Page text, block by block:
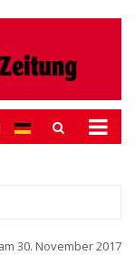
30. November 2017